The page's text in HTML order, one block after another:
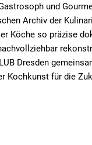
und
Archiv der
Köche so präzise
Dresden
Kochkunst für die